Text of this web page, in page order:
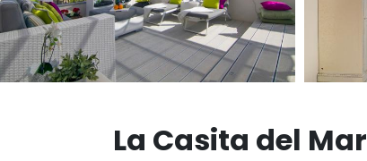
La Casita del Mar